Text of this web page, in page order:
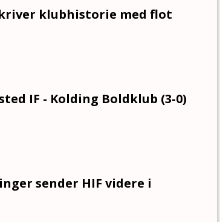
klubhistorie med flot
IF - Kolding Boldklub (3-0)
sender HIF videre i